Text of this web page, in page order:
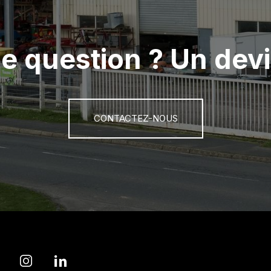
question ? Un
CONTACTEZ-NOUS